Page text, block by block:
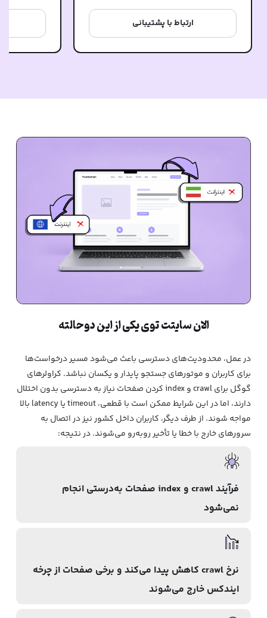
ارتباط با پشتیبانی
الان سایتت توی یکی از این دوحالته
در عمل، محدودیت‌های دسترسی باعث می‌شود مسیر درخواست‌ها
برای کاربران و موتورهای جستجو پایدار و یکسان نباشد. کراولرهای
گوگل برای crawl و index کردن صفحات نیاز به دسترسی بدون اختلال
دارند، اما در این شرایط ممکن است با قطعی، timeout یا latency بالا
مواجه شوند. از طرف دیگر، کاربران داخل کشور نیز در اتصال به
سرورهای خارج با خطا یا تأخیر روبه‌رو می‌شوند. در نتیجه:
فرآیند crawl و index صفحات به‌درستی انجام
نمی‌شود
نرخ crawl کاهش پیدا می‌کند و برخی صفحات از چرخه
ایندکس خارج می‌شوند